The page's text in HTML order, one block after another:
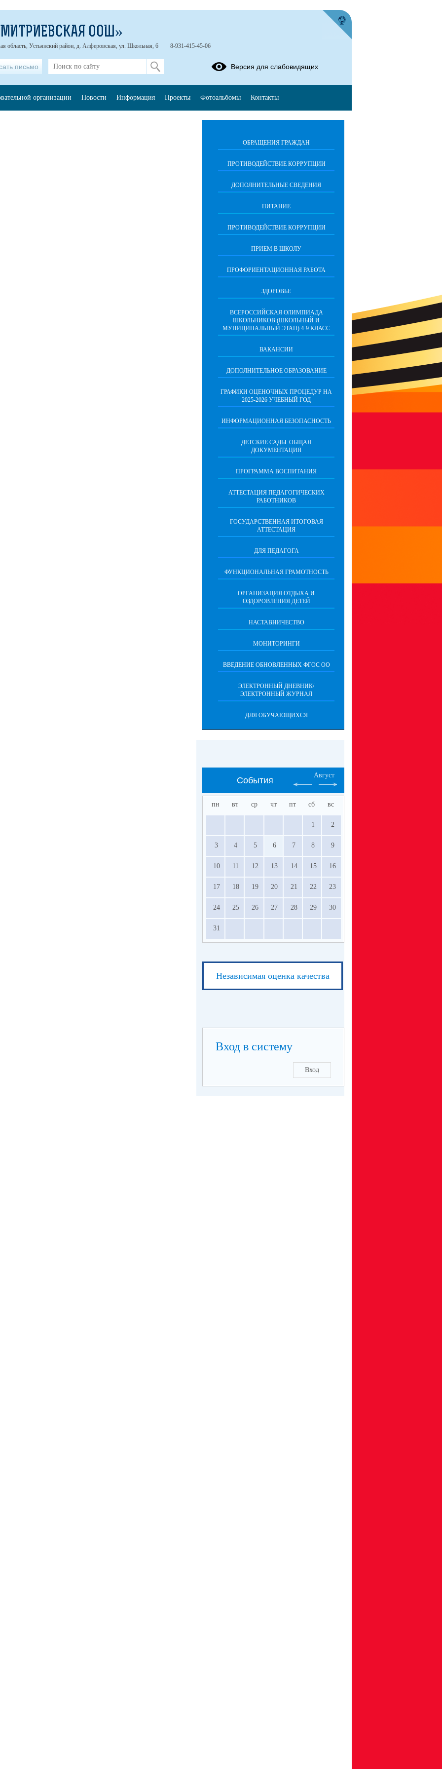
ОБРАЩЕНИЯ ГРАЖДАН
ПРОТИВОДЕЙСТВИЕ КОРРУПЦИИ
ДОПОЛНИТЕЛЬНЫЕ СВЕДЕНИЯ
ПИТАНИЕ
ПРОТИВОДЕЙСТВИЕ КОРРУПЦИИ
ПРИЕМ В ШКОЛУ
ПРОФОРИЕНТАЦИОННАЯ РАБОТА
ЗДОРОВЬЕ
ВСЕРОССИЙСКАЯ ОЛИМПИАДА
ШКОЛЬНИКОВ (ШКОЛЬНЫЙ И
МУНИЦИПАЛЬНЫЙ ЭТАП) 4-9 КЛАСС
ВАКАНСИИ
ДОПОЛНИТЕЛЬНОЕ ОБРАЗОВАНИЕ
ГРАФИКИ ОЦЕНОЧНЫХ ПРОЦЕДУР НА
2025-2026 УЧЕБНЫЙ ГОД
ИНФОРМАЦИОННАЯ БЕЗОПАСНОСТЬ
ДЕТСКИЕ САДЫ. ОБЩАЯ
ДОКУМЕНТАЦИЯ
ПРОГРАММА ВОСПИТАНИЯ
АТТЕСТАЦИЯ ПЕДАГОГИЧЕСКИХ
РАБОТНИКОВ
ГОСУДАРСТВЕННАЯ ИТОГОВАЯ
АТТЕСТАЦИЯ
ДЛЯ ПЕДАГОГА
ФУНКЦИОНАЛЬНАЯ ГРАМОТНОСТЬ
ОРГАНИЗАЦИЯ ОТДЫХА И
ОЗДОРОВЛЕНИЯ ДЕТЕЙ
НАСТАВНИЧЕСТВО
МОНИТОРИНГИ
ВВЕДЕНИЕ ОБНОВЛЕННЫХ ФГОС ОО
ЭЛЕКТРОННЫЙ ДНЕВНИК/
ЭЛЕКТРОННЫЙ ЖУРНАЛ
ДЛЯ ОБУЧАЮЩИХСЯ
События
Август
пн вт ср чт пт сб вс
1 2
3 4 5 6 7 8 9
10 11 12 13 14 15 16
17 18 19 20 21 22 23
24 25 26 27 28 29 30
31
Независимая оценка качества
Вход в систему
Вход
ООШ»
область, Устьянский район, д. Алферовская, ул. Школьная, 6 8-931-415-45-06
письмо Версия для слабовидящих
организации Новости Информация Проекты Фотоальбомы Контакты